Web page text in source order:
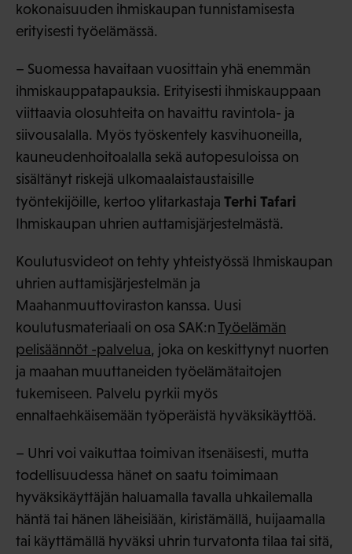
kokonaisuuden ihmiskaupan tunnistamisesta
erityisesti työelämässä.
– Suomessa havaitaan vuosittain yhä enemmän
ihmiskauppatapauksia. Erityisesti ihmiskauppaan
viittaavia olosuhteita on havaittu ravintola- ja
siivousalalla. Myös työskentely kasvihuoneilla,
kauneudenhoitoalalla sekä autopesuloissa on
sisältänyt riskejä ulkomaalaistaustaisille
työntekijöille, kertoo ylitarkastaja Terhi Tafari
Ihmiskaupan uhrien auttamisjärjestelmästä.
Koulutusvideot on tehty yhteistyössä Ihmiskaupan
uhrien auttamisjärjestelmän ja
Maahanmuuttoviraston kanssa. Uusi
koulutusmateriaali on osa SAK:nTyöelämän
pelisäännöt -palvelua, joka on keskittynyt nuorten
ja maahan muuttaneiden työelämätaitojen
tukemiseen. Palvelu pyrkii myös
ennaltaehkäisemään työperäistä hyväksikäyttöä.
– Uhri voi vaikuttaa toimivan itsenäisesti, mutta
todellisuudessa hänet on saatu toimimaan
hyväksikäyttäjän haluamalla tavalla uhkailemalla
häntä tai hänen läheisiään, kiristämällä, huijaamalla
tai käyttämällä hyväksi uhrin turvatonta tilaa tai sitä,